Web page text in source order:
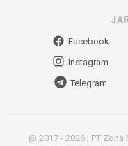
Facebook
Instagram
Telegram
@ 2017 - 2026 | PT